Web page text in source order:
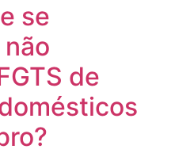
se
de